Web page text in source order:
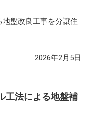
盤改良工事を分譲住
2026年2月5日
工法による地盤補